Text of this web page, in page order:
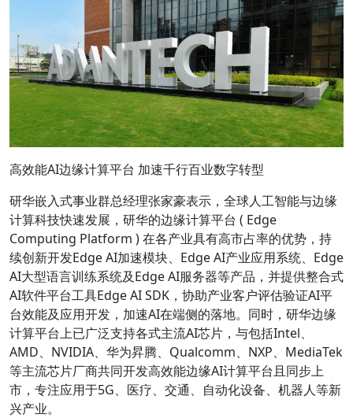
高效能AI边缘计算平台 加速千行百业数字转型
研华嵌入式事业群总经理张家豪表示，全球人工智能与边缘
计算科技快速发展，研华的边缘计算平台 ( Edge
Computing Platform ) 在各产业具有高市占率的优势，持
续创新开发Edge AI加速模块、Edge AI产业应用系统、Edge
AI大型语言训练系统及Edge AI服务器等产品，并提供整合式
AI软件平台工具Edge AI SDK，协助产业客户评估验证AI平
台效能及应用开发，加速AI在端侧的落地。同时，研华边缘
计算平台上已广泛支持各式主流AI芯片，与包括Intel、
AMD、NVIDIA、华为昇腾、Qualcomm、NXP、MediaTek
等主流芯片厂商共同开发高效能边缘AI计算平台且同步上
市，专注应用于5G、医疗、交通、自动化设备、机器人等新
兴产业。